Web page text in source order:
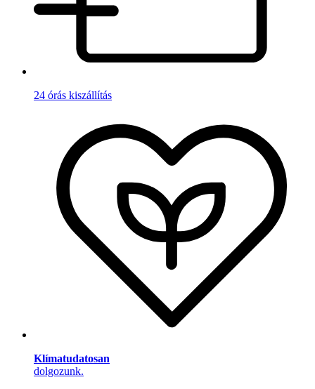
24 órás kiszállítás
Klímatudatosan
dolgozunk.